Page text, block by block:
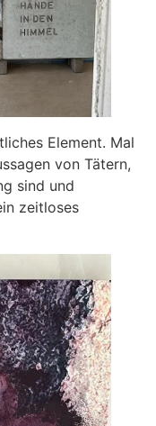
Element. Mal
von Tätern,
sind und
zeitloses